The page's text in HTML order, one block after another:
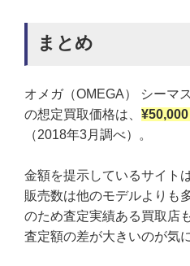
まとめ
オメガ（OMEGA） シーマ
の想定買取価格は、
（2018年3月調べ）。
金額を提示しているサイト
販売数は他のモデルよりも
のため査定実績ある買取店
査定額の差が大きいのが気